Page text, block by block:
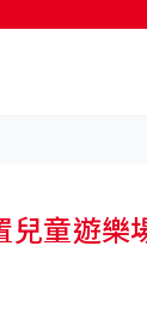
兒童遊